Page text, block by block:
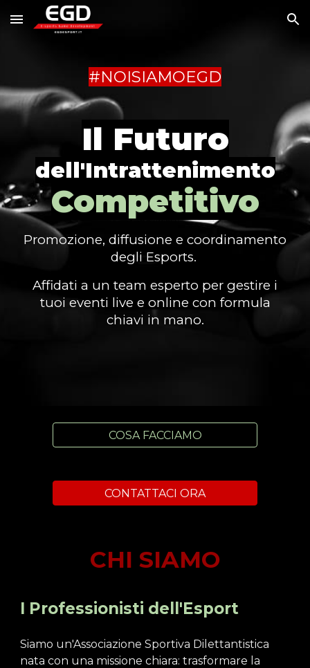
Skip to main content Skip to navigation
#NOISIAMOEGD
Il Futuro
dell'Intrattenimento
Competitivo
Promozione, diffusione e coordinamento
degli Esports.
Affidati a un team esperto per gestire i
tuoi eventi live e online con formula
chiavi in mano.
COSA FACCIAMO
CONTATTACI ORA
CHI SIAMO
I Professionisti dell'Esport
Siamo un'Associazione Sportiva Dilettantistica
nata con una missione chiara: trasformare la